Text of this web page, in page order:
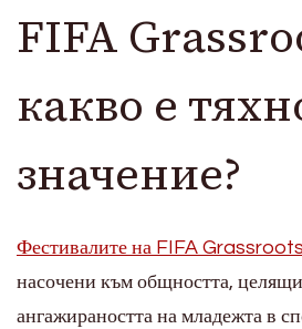
FIFA
какво е
значение?
Фестивалите на FIFA Grassroots
насочени към общността,
ангажираността на младежта в